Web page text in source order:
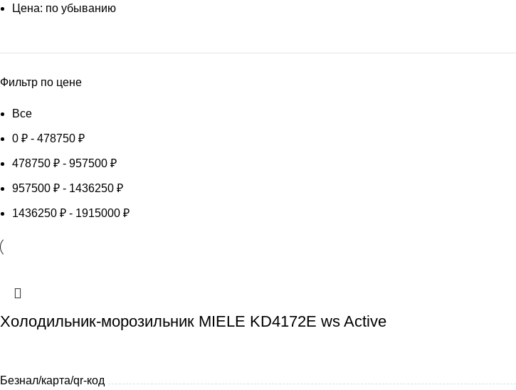
Цена: по убыванию
Фильтр по цене
Все
0 ₽ - 478750 ₽
478750 ₽ - 957500 ₽
957500 ₽ - 1436250 ₽
1436250 ₽ - 1915000 ₽
Холодильник-морозильник MIELE KD4172E ws Active
Безнал/карта/qr-код